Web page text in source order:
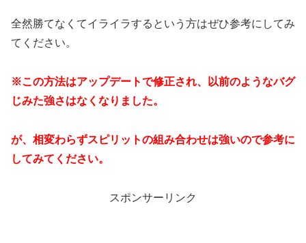
全然勝てなくてイライラするという方はぜひ参考にしてみ
てください。
※この方法はアップデートで修正され、以前のようなバグ
じみた強さはなくなりました。
が、相変わらずスピリットの組み合わせは強いので参考に
してみてください。
スポンサーリンク